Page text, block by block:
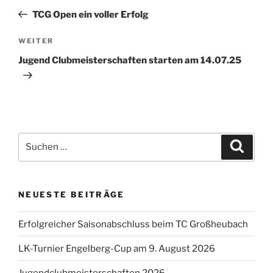
Beitrag
TCG Open ein voller Erfolg
Nächster
Beitrag
WEITER
Jugend Clubmeisterschaften starten am 14.07.25
nach:
NEUESTE BEITRÄGE
Erfolgreicher Saisonabschluss beim TC Großheubach
LK-Turnier Engelberg-Cup am 9. August 2026